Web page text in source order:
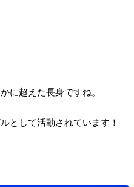
に超えた長身ですね。
として活動されています！